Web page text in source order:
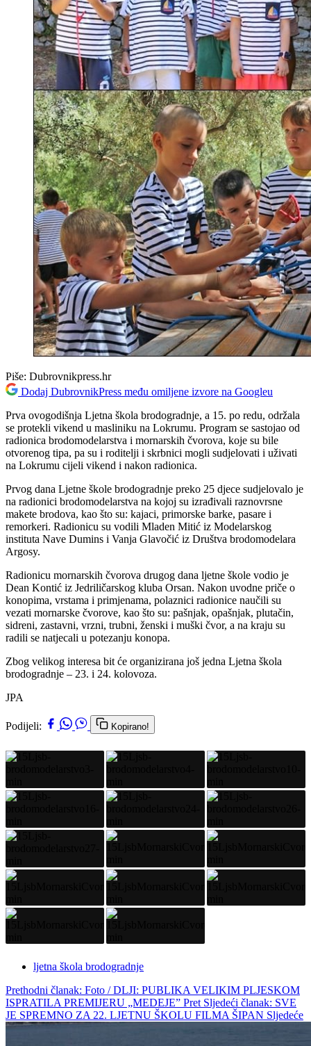
Piše: Dubrovnikpress.hr
Dodaj DubrovnikPress među omiljene izvore na Googleu
Prva ovogodišnja Ljetna škola brodogradnje, a 15. po redu, održala
se protekli vikend u masliniku na Lokrumu. Program se sastojao od
radionica brodomodelarstva i mornarskih čvorova, koje su bile
otvorenog tipa, pa su i roditelji i skrbnici mogli sudjelovati i uživati
na Lokrumu cijeli vikend i nakon radionica.
Prvog dana Ljetne škole brodogradnje preko 25 djece sudjelovalo je
na radionici brodomodelarstva na kojoj su izrađivali raznovrsne
makete brodova, kao što su: kajaci, primorske barke, pasare i
remorkeri. Radionicu su vodili Mladen Mitić iz Modelarskog
instituta Nave Dumins i Vanja Glavočić iz Društva brodomodelara
Argosy.
Radionicu mornarskih čvorova drugog dana ljetne škole vodio je
Dean Kontić iz Jedriličarskog kluba Orsan. Nakon uvodne priče o
konopima, vrstama i primjenama, polaznici radionice naučili su
vezati mornarske čvorove, kao što su: pašnjak, opašnjak, plutačin,
sidreni, zastavni, vrzni, trubni, ženski i muški čvor, a na kraju su
radili se natjecali u potezanju konopa.
Zbog velikog interesa bit će organizirana još jedna Ljetna škola
brodogradnje – 23. i 24. kolovoza.
JPA
Podijeli: Kopirano!
ljetna škola brodogradnje
Prethodni članak: Foto / DLJI: PUBLIKA VELIKIM PLJESKOM
ISPRATILA PREMIJERU „MEDEJE” Pret Sljedeći članak: SVE
JE SPREMNO ZA 22. LJETNU ŠKOLU FILMA ŠIPAN Sljedeće